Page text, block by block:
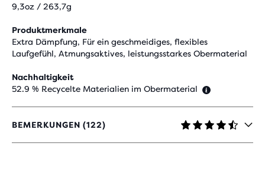
9,3oz / 263,7g
Produktmerkmale
Extra Dämpfung, Für ein geschmeidiges, flexibles
Laufgefühl, Atmungsaktives, leistungsstarkes Obermaterial
Nachhaltigkeit
52.9 % Recycelte Materialien im Obermaterial
BEMERKUNGEN (122)
4,4
VON